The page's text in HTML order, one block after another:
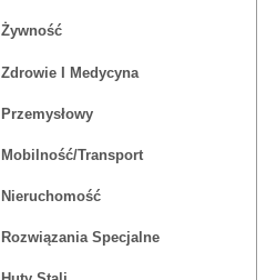
Żywność
Zdrowie I Medycyna
Przemysłowy
Mobilność/Transport
Nieruchomość
Rozwiązania Specjalne